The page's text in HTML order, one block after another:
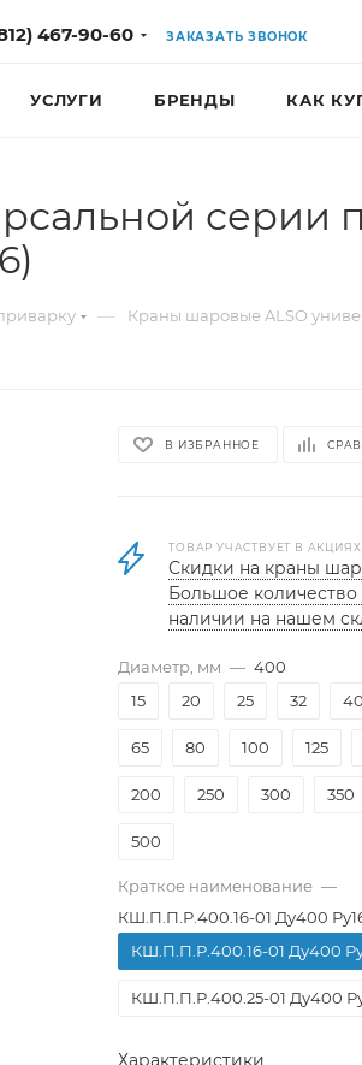
467-90-60 ЗАКАЗАТЬ ЗВОНОК
УСЛУГИ БРЕНДЫ КАК
серии
— Краны шаровые ALSO
В ИЗБРАННОЕ
ТОВАР УЧАСТВУЕТ В АКЦИЯХ
Скидки на краны
Большое количество
наличии на нашем
Диаметр, мм — 400
15
20 25 32 40
65 80 100 125
200 250 300 350
500
Краткое наименование —
КШ.П.П.Р.400.16-01 Ду400
КШ.П.П.Р.400.16-01 Ду400
КШ.П.П.Р.400.25-01 Ду400
Характеристики